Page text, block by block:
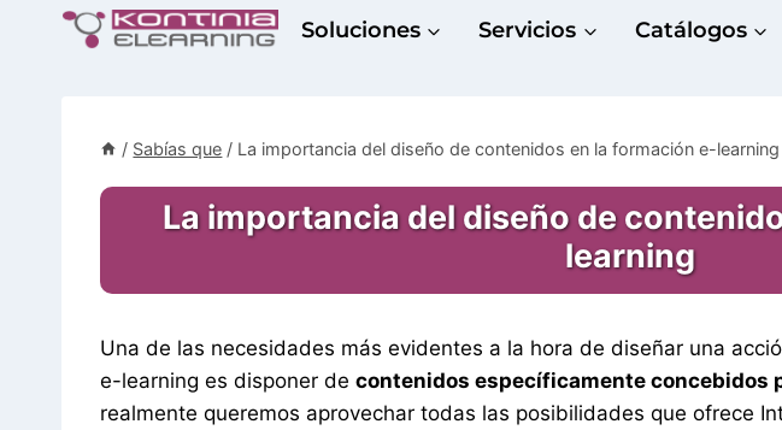
Soluciones Servicios Catálogos
/ Sabías que / La importancia del diseño de contenidos en la formación e-learning
La importancia del diseño de
learning
Una de las necesidades más evidentes a la hora de diseñar una
e-learning es disponer de contenidos específicamente concebidos
realmente queremos aprovechar todas las posibilidades que ofrece